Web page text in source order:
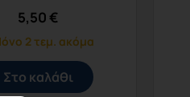
5,50€
2 τεμ. ακόμα
Στο καλάθι